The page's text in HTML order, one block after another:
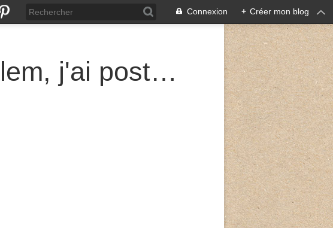
Connexion + Créer mon blog
Sur les murailles de Jérusalem, j'ai posté des gardes